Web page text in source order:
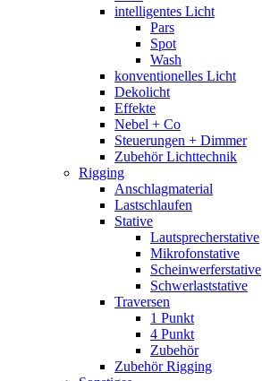
intelligentes Licht
Pars
Spot
Wash
konventionelles Licht
Dekolicht
Effekte
Nebel + Co
Steuerungen + Dimmer
Zubehör Lichttechnik
Rigging
Anschlagmaterial
Lastschlaufen
Stative
Lautsprecherstative
Mikrofonstative
Scheinwerferstative
Schwerlaststative
Traversen
1 Punkt
4 Punkt
Zubehör
Zubehör Rigging